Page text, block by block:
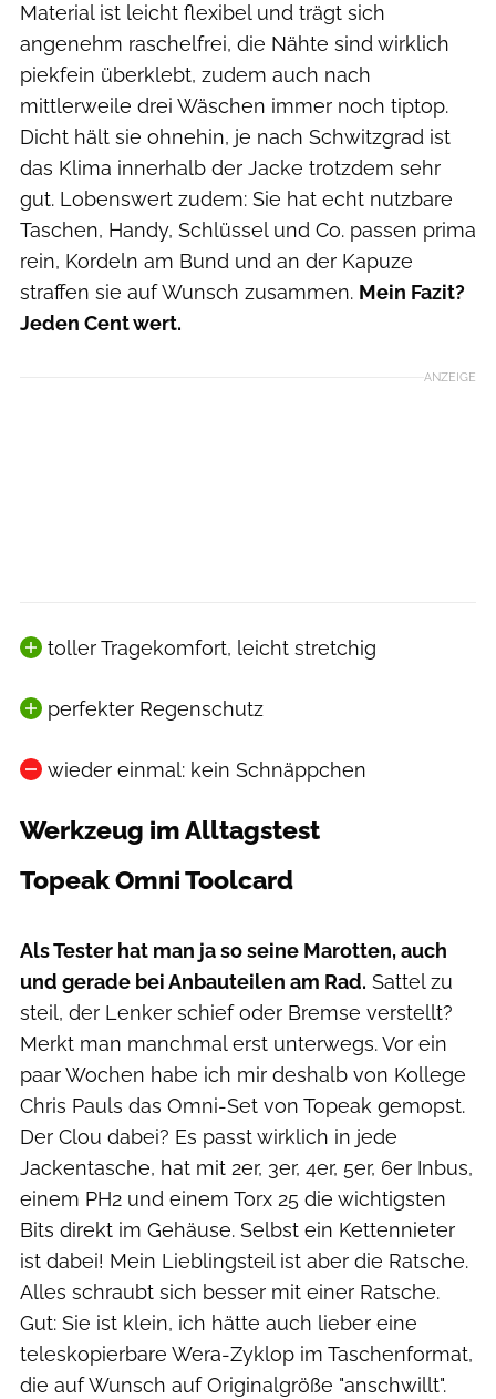
Material ist leicht flexibel und trägt sich
angenehm raschelfrei, die Nähte sind wirklich
piekfein überklebt, zudem auch nach
mittlerweile drei Wäschen immer noch tiptop.
Dicht hält sie ohnehin, je nach Schwitzgrad ist
das Klima innerhalb der Jacke trotzdem sehr
gut. Lobenswert zudem: Sie hat echt nutzbare
Taschen, Handy, Schlüssel und Co. passen prima
rein, Kordeln am Bund und an der Kapuze
straffen sie auf Wunsch zusammen. Mein Fazit?
Jeden Cent wert.
ANZEIGE
toller Tragekomfort, leicht stretchig
perfekter Regenschutz
wieder einmal: kein Schnäppchen
Werkzeug im Alltagstest
Topeak Omni Toolcard
Als Tester hat man ja so seine Marotten, auch
und gerade bei Anbauteilen am Rad. Sattel zu
steil, der Lenker schief oder Bremse verstellt?
Merkt man manchmal erst unterwegs. Vor ein
paar Wochen habe ich mir deshalb von Kollege
Chris Pauls das Omni-Set von Topeak gemopst.
Der Clou dabei? Es passt wirklich in jede
Jackentasche, hat mit 2er, 3er, 4er, 5er, 6er Inbus,
einem PH2 und einem Torx 25 die wichtigsten
Bits direkt im Gehäuse. Selbst ein Kettennieter
ist dabei! Mein Lieblingsteil ist aber die Ratsche.
Alles schraubt sich besser mit einer Ratsche.
Gut: Sie ist klein, ich hätte auch lieber eine
teleskopierbare Wera-Zyklop im Taschenformat,
die auf Wunsch auf Originalgröße "anschwillt".